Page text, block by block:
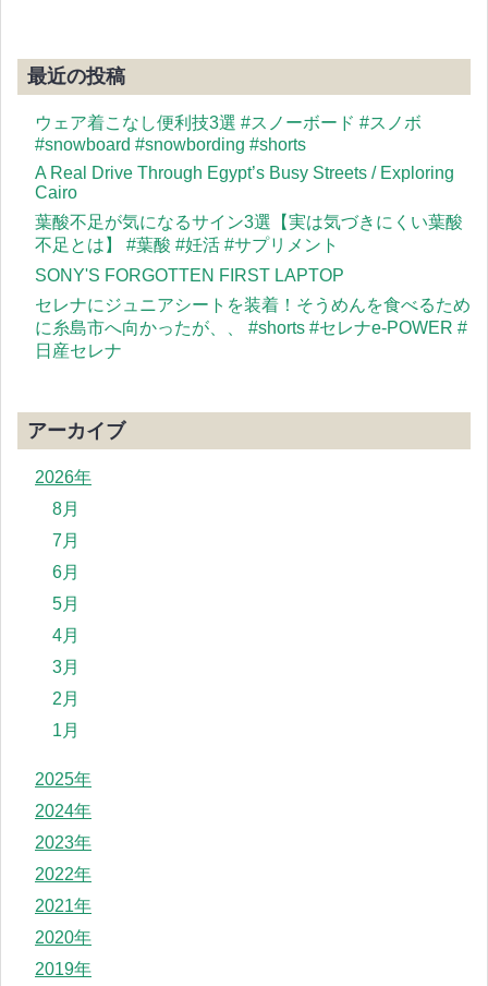
最近の投稿
ウェア着こなし便利技3選 #スノーボード #スノボ
#snowboard #snowbording #shorts
A Real Drive Through Egypt’s Busy Streets / Exploring
Cairo
葉酸不足が気になるサイン3選【実は気づきにくい葉酸
不足とは】 #葉酸 #妊活 #サプリメント
SONY'S FORGOTTEN FIRST LAPTOP
セレナにジュニアシートを装着！そうめんを食べるため
に糸島市へ向かったが、、 #shorts #セレナe-POWER #
日産セレナ
アーカイブ
2026年
8月
7月
6月
5月
4月
3月
2月
1月
2025年
2024年
2023年
2022年
2021年
2020年
2019年